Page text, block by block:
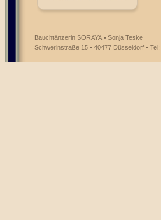
Bauchtänzerin SORAYA • Sonja Teske
Schwerinstraße 15 • 40477 Düsseldorf •